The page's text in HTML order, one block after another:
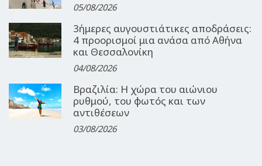
05/08/2026
3ήμερες αυγουστιάτικες αποδράσεις:
4 προορισμοί μια ανάσα από Αθήνα
και Θεσσαλονίκη
04/08/2026
Βραζιλία: Η χώρα του αιώνιου
ρυθμού, του φωτός και των
αντιθέσεων
03/08/2026